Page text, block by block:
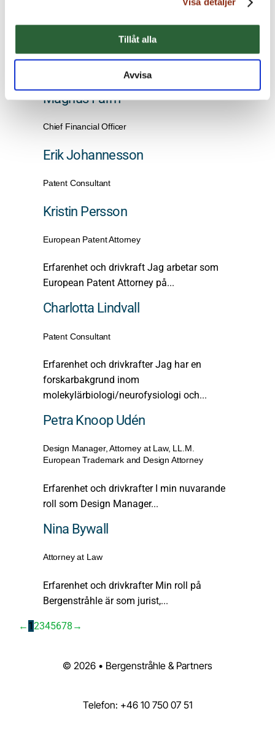
Tillåt alla
Avvisa
Magnus Färm
Chief Financial Officer
Erik Johannesson
Patent Consultant
Kristin Persson
European Patent Attorney
Erfarenhet och drivkraft Jag arbetar som
European Patent Attorney på...
Charlotta Lindvall
Patent Consultant
Erfarenhet och drivkrafter Jag har en
forskarbakgrund inom
molekylärbiologi/neurofysiologi och...
Petra Knoop Udén
Design Manager, Attorney at Law, LL.M.
European Trademark and Design Attorney
Erfarenhet och drivkrafter I min nuvarande
roll som Design Manager...
Nina Bywall
Attorney at Law
Erfarenhet och drivkrafter Min roll på
Bergenstråhle är som jurist,...
← 12345678→
© 2026 • Bergenstråhle & Partners
Telefon: +46 10 750 07 51